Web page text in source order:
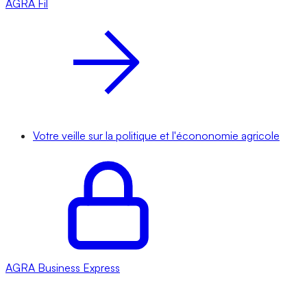
AGRA Fil
Votre veille sur la politique et l'écononomie agricole
AGRA Business Express